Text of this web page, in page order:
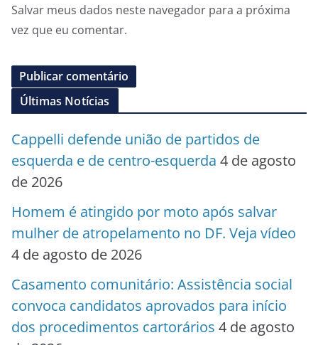
Salvar meus dados neste navegador para a próxima
vez que eu comentar.
Últimas Notícias
Cappelli defende união de partidos de
esquerda e de centro-esquerda 4 de agosto
de 2026
Homem é atingido por moto após salvar
mulher de atropelamento no DF. Veja vídeo
4 de agosto de 2026
Casamento comunitário: Assistência social
convoca candidatos aprovados para início
dos procedimentos cartorários 4 de agosto